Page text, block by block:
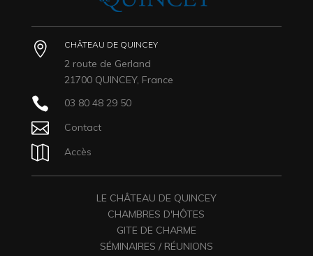
 CHÂTEAU DE QUINCEY
2 route de Gerland
21700 QUINCEY, France
 03 80 48 29 50
 Contact
 Accès
LE CHÂTEAU DE QUINCEY
CHAMBRES D'HÔTES
GITE DE CHARME
SÉMINAIRES / RÉUNIONS